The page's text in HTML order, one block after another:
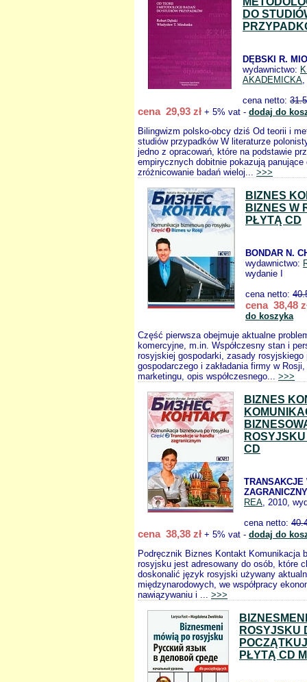
DO
DĘBSKI R.
wydawnictwo:
AKADEMICKA,
cena netto:
cena 29,93 zł + 5% vat - dodaj do
Bilingwizm polsko-obcy dziś Od teorii i
studiów przypadków W literaturze
jedno z opracowań, które na podstawie
empirycznych dobitnie pokazują panujące
zróżnicowanie badań wieloj... >>>
BIZNES
BIZNES W
PŁYTĄ CD
BONDAR N.
wydawnictwo:
wydanie I
cena netto:
cena 38,48
do koszyka
Część pierwsza obejmuje aktualne
komercyjne, m.in. Współczesny stan i
rosyjskiej gospodarki, zasady rosyjskiego
gospodarczego i zakładania firmy w
marketingu, opis współczesnego... >>>
BIZNES
CD
TRANSAKCJE
REA, 2010,
cena netto:
cena 38,38 zł + 5% vat - dodaj do
Podręcznik Biznes Kontakt Komunikacja
rosyjsku jest adresowany do osób, które
doskonalić język rosyjski używany
międzynarodowych, we współpracy
nawiązywaniu i ... >>>
ROSYJSKU
PŁYTĄ CD